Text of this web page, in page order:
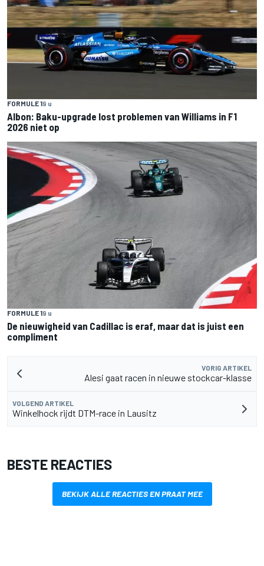
FORMULE 19 u
Albon: Baku-upgrade lost problemen van Williams in F1
2026 niet op
FORMULE 19 u
De nieuwigheid van Cadillac is eraf, maar dat is juist een
compliment
VORIG ARTIKEL
Alesi gaat racen in nieuwe stockcar-klasse
VOLGEND ARTIKEL
Winkelhock rijdt DTM-race in Lausitz
BESTE REACTIES
BEKIJK ALLE REACTIES EN PRAAT MEE